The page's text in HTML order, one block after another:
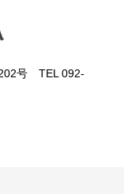
号 TEL 092-